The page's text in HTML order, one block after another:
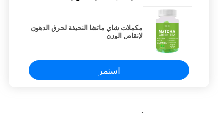
مكملات شاي ماتشا النحيفة لحرق الدهون
لإنقاص الوزن
استمر